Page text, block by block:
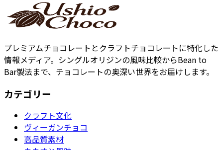
プレミアムチョコレートとクラフトチョコレートに特化した
情報メディア。シングルオリジンの風味比較からBean to
Bar製法まで、チョコレートの奥深い世界をお届けします。
カテゴリー
クラフト文化
ヴィーガンチョコ
高品質素材